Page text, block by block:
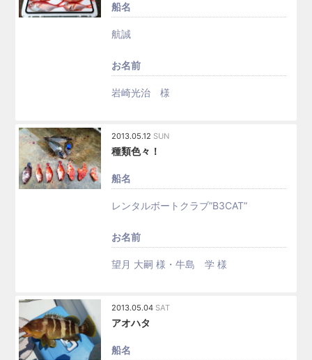
船名
航誠
お名前
岩崎光治 様
2013.05.12 SUN
種類色々！
船名
レンタルボートクラブ”B3CAT”
お名前
望月 大嗣 様・牛島 学 様
2013.05.04 SAT
アオハタ
船名